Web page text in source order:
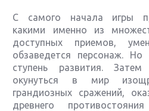
С самого начала игры
какими именно из
доступных приемов,
обзаведется персонаж.
ступень развития. Затем
окунуться в мир
грандиозных сражений,
древнего